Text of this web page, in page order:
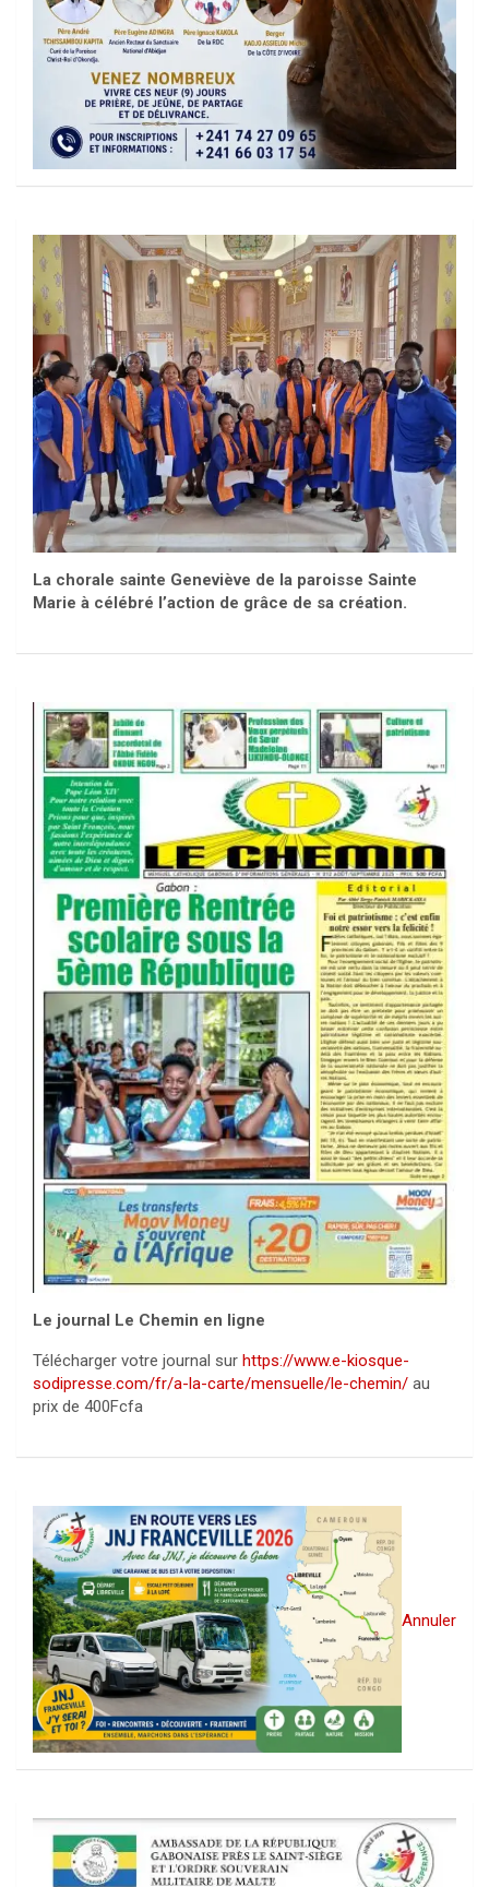
La chorale sainte Geneviève de la paroisse Sainte
Marie à célébré l’action de grâce de sa création.
Le journal Le Chemin en ligne
Télécharger votre journal sur https://www.e-kiosque-
sodipresse.com/fr/a-la-carte/mensuelle/le-chemin/ au
prix de 400Fcfa
Annuler